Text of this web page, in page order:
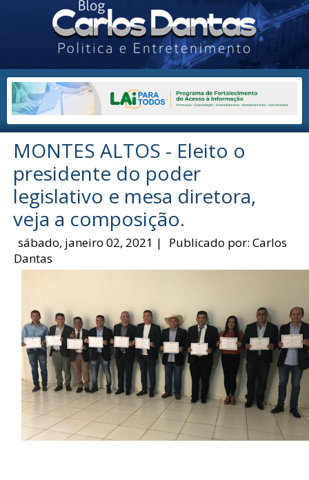
MONTES ALTOS - Eleito o
presidente do poder
legislativo e mesa diretora,
veja a composição.
sábado, janeiro 02, 2021 | Publicado por:Carlos
Dantas